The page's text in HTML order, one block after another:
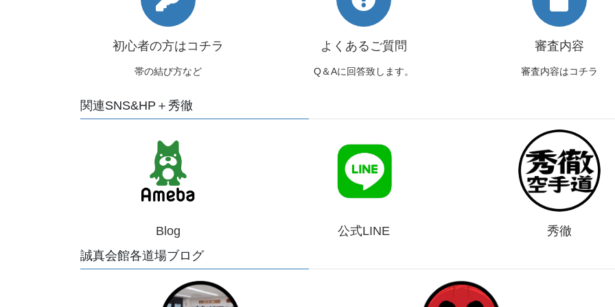
初心者の方はコチラ
帯の結び方など
よくあるご質問
Q＆Aに回答致します。
審査内容
審査内容はコチラ
関連SNS&HP＋秀徹
Blog 公式LINE
秀徹
誠真会館各道場ブログ